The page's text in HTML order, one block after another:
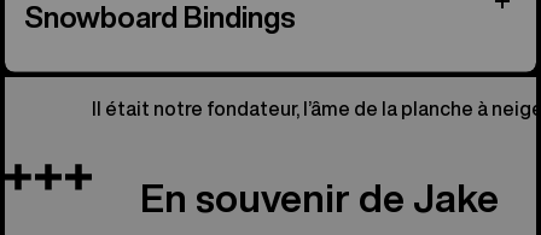
Snowboard Bindings
Il était notre fondateur, l’âme de la planche à
En souvenir de Jake